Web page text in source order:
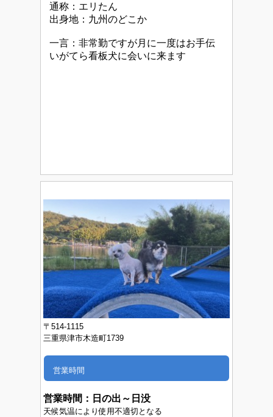
通称：エリたん
出身地：九州のどこか
一言：非常勤ですが月に一度はお手伝
いがてら看板犬に会いに来ます
〒514-1115
三重県津市木造町1739
営業時間
営業時間： 日の出～日没
天候気温により使用不適切となる